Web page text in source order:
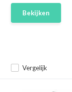
Vergelijk
Bekijken